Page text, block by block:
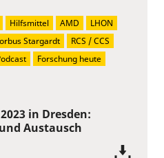
in Dresden:
Austausch
Hilfsmittel AMD
LHON
Stargardt
RCS / CCS
Forschung heute